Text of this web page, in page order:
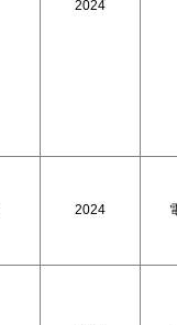
2024
2024